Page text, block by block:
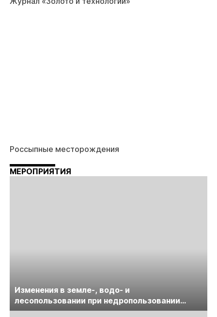
Россыпные месторождения
МЕРОПРИЯТИЯ
Изменения в земле-, водо- и
лесопользовании при недропользовании
обсудят на семинаре «ПравоТЭК»